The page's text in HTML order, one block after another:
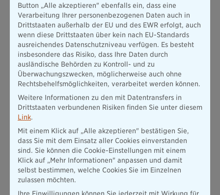
Checkliste “Leben ohne Auto – für wen, für wen nicht?”
Außerdem wollen wir uns jetzt noch im Einzelnen anschauen,
welcheAlternativen zum eigenen Autozu Ihnen passen
könnten.
Carsharing oder Fahrgemeinschaften -
Button „Alle akzeptieren" ebenfalls ein, dass eine
Verarbeitung Ihrer personenbezogenen Daten auch in
Drittstaaten außerhalb der EU und des EWR erfolgt, auch
wenn diese Drittstaaten über kein nach EU-Standards
ausreichendes Datenschutzniveau verfügen. Es besteht
insbesondere das Risiko, dass Ihre Daten durch
ausländische Behörden zu Kontroll- und zu
Überwachungszwecken, möglicherweise auch ohne
Rechtsbehelfsmöglichkeiten, verarbeitet werden können.
Weitere Informationen zu den mit Datentransfers in
Drittstaaten verbundenen Risiken finden Sie unter diesem
Link.
Mit einem Klick auf „Alle akzeptieren" bestätigen Sie,
dass Sie mit dem Einsatz aller Cookies einverstanden
sind. Sie können die Cookie-Einstellungen mit einem
Klick auf „Mehr Informationen" anpassen und damit
selbst bestimmen, welche Cookies Sie im Einzelnen
zulassen möchten.
Ihre Einwilligungen können Sie jederzeit mit Wirkung für